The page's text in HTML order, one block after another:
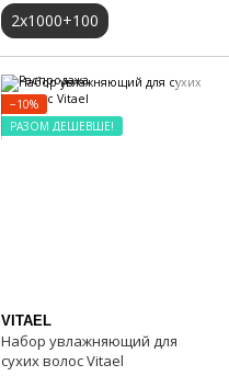
2х1000+100
−10%
РАЗОМ ДЕШЕВШЕ!
VITAEL
Набор увлажняющий для
сухих волос Vitael